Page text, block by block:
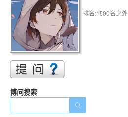
排名:1500名之外
博问搜索